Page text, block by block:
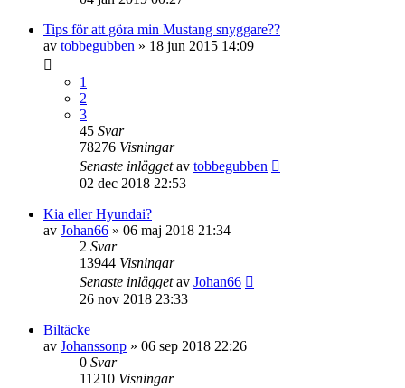
Tips för att göra min Mustang snyggare??
av tobbegubben » 18 jun 2015 14:09
1
2
3
45 Svar
78276 Visningar
Senaste inläggetav tobbegubben
02 dec 2018 22:53
Kia eller Hyundai?
av Johan66 » 06 maj 2018 21:34
2 Svar
13944 Visningar
Senaste inläggetav Johan66
26 nov 2018 23:33
Biltäcke
av Johanssonp » 06 sep 2018 22:26
0 Svar
11210 Visningar